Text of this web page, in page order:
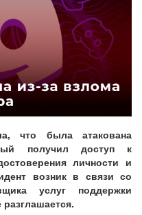
что была атакована
получил доступ к
личности и
возник в связи со
услуг поддержки
разглашается.